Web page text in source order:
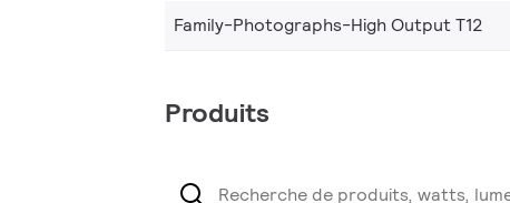
Family-Photographs-High Output T12
Produits